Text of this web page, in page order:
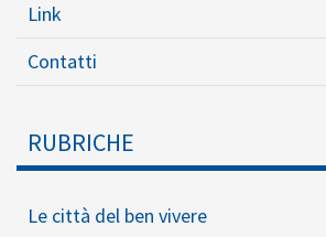
Link
Contatti
RUBRICHE
Le città del ben vivere